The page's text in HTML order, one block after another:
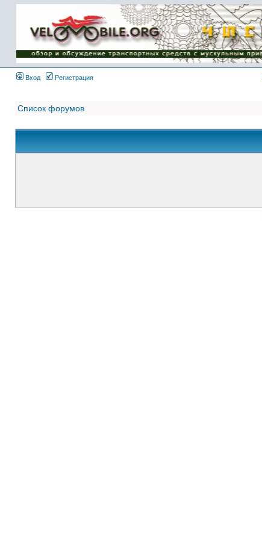
Имя пользователя:
Пароль:
{ LOG_ME_IN_SHORT
}
Вход Регистрация
Список форумов